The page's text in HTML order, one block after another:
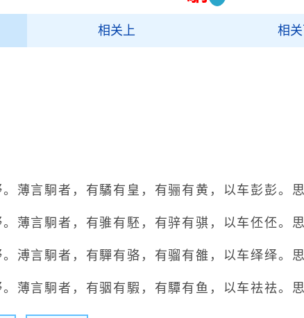
相关上 相
言駉者，有驈有皇，有骊有黄，以车彭彭。
言駉者，有骓有駓，有骍有骐，以车伾伾。
言駉者，有驒有骆，有骝有雒，以车绎绎。
言駉者，有骃有騢，有驔有鱼，以车祛祛。